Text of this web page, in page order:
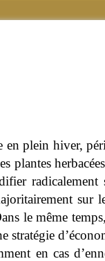
en plein hiver,
plantes
sur
le même
en cas